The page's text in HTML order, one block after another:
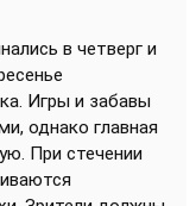
в четверг и
Игры и забавы
однако главная
При стечении